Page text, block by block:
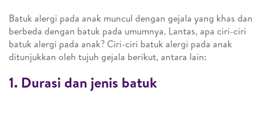
Batuk alergi pada anak muncul dengan gejala yang khas dan
berbeda dengan batuk pada umumnya. Lantas, apa ciri-ciri
batuk alergi pada anak? Ciri-ciri batuk alergi pada anak
ditunjukkan oleh tujuh gejala berikut, antara lain:
1. Durasi dan jenis batuk